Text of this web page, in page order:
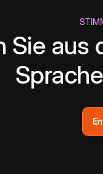
Sie aus